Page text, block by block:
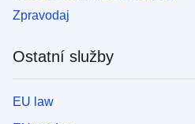
Zpravodaj
Ostatní služby
EU law